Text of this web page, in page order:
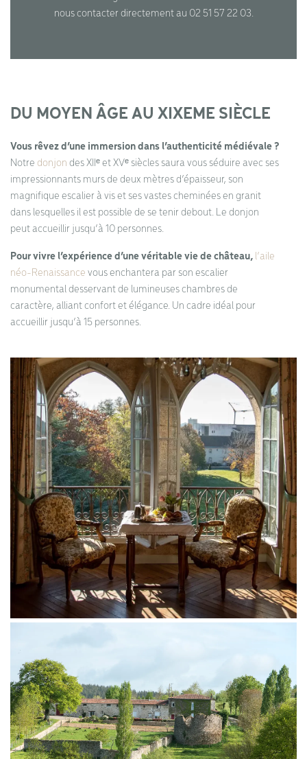
nous contacter directement au 02 51 57 22 03.
DU MOYEN ÂGE AU XIXEME SIÈCLE
Vous rêvez d’une immersion dans l’authenticité médiévale ?
Notre donjon des XIIᵉ et XVᵉ siècles saura vous séduire avec ses
impressionnants murs de deux mètres d’épaisseur, son
magnifique escalier à vis et ses vastes cheminées en granit
dans lesquelles il est possible de se tenir debout. Le donjon
peut accueillir jusqu’à 10 personnes.
Pour vivre l’expérience d’une véritable vie de château, l’aile
néo-Renaissance vous enchantera par son escalier
monumental desservant de lumineuses chambres de
caractère, alliant confort et élégance. Un cadre idéal pour
accueillir jusqu’à 15 personnes.